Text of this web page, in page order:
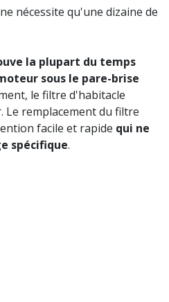
nécessite qu'une dizaine de
la plupart du temps
sous le pare-brise
le filtre d'habitacle
Le remplacement du filtre
facile et rapide qui ne
spécifique.